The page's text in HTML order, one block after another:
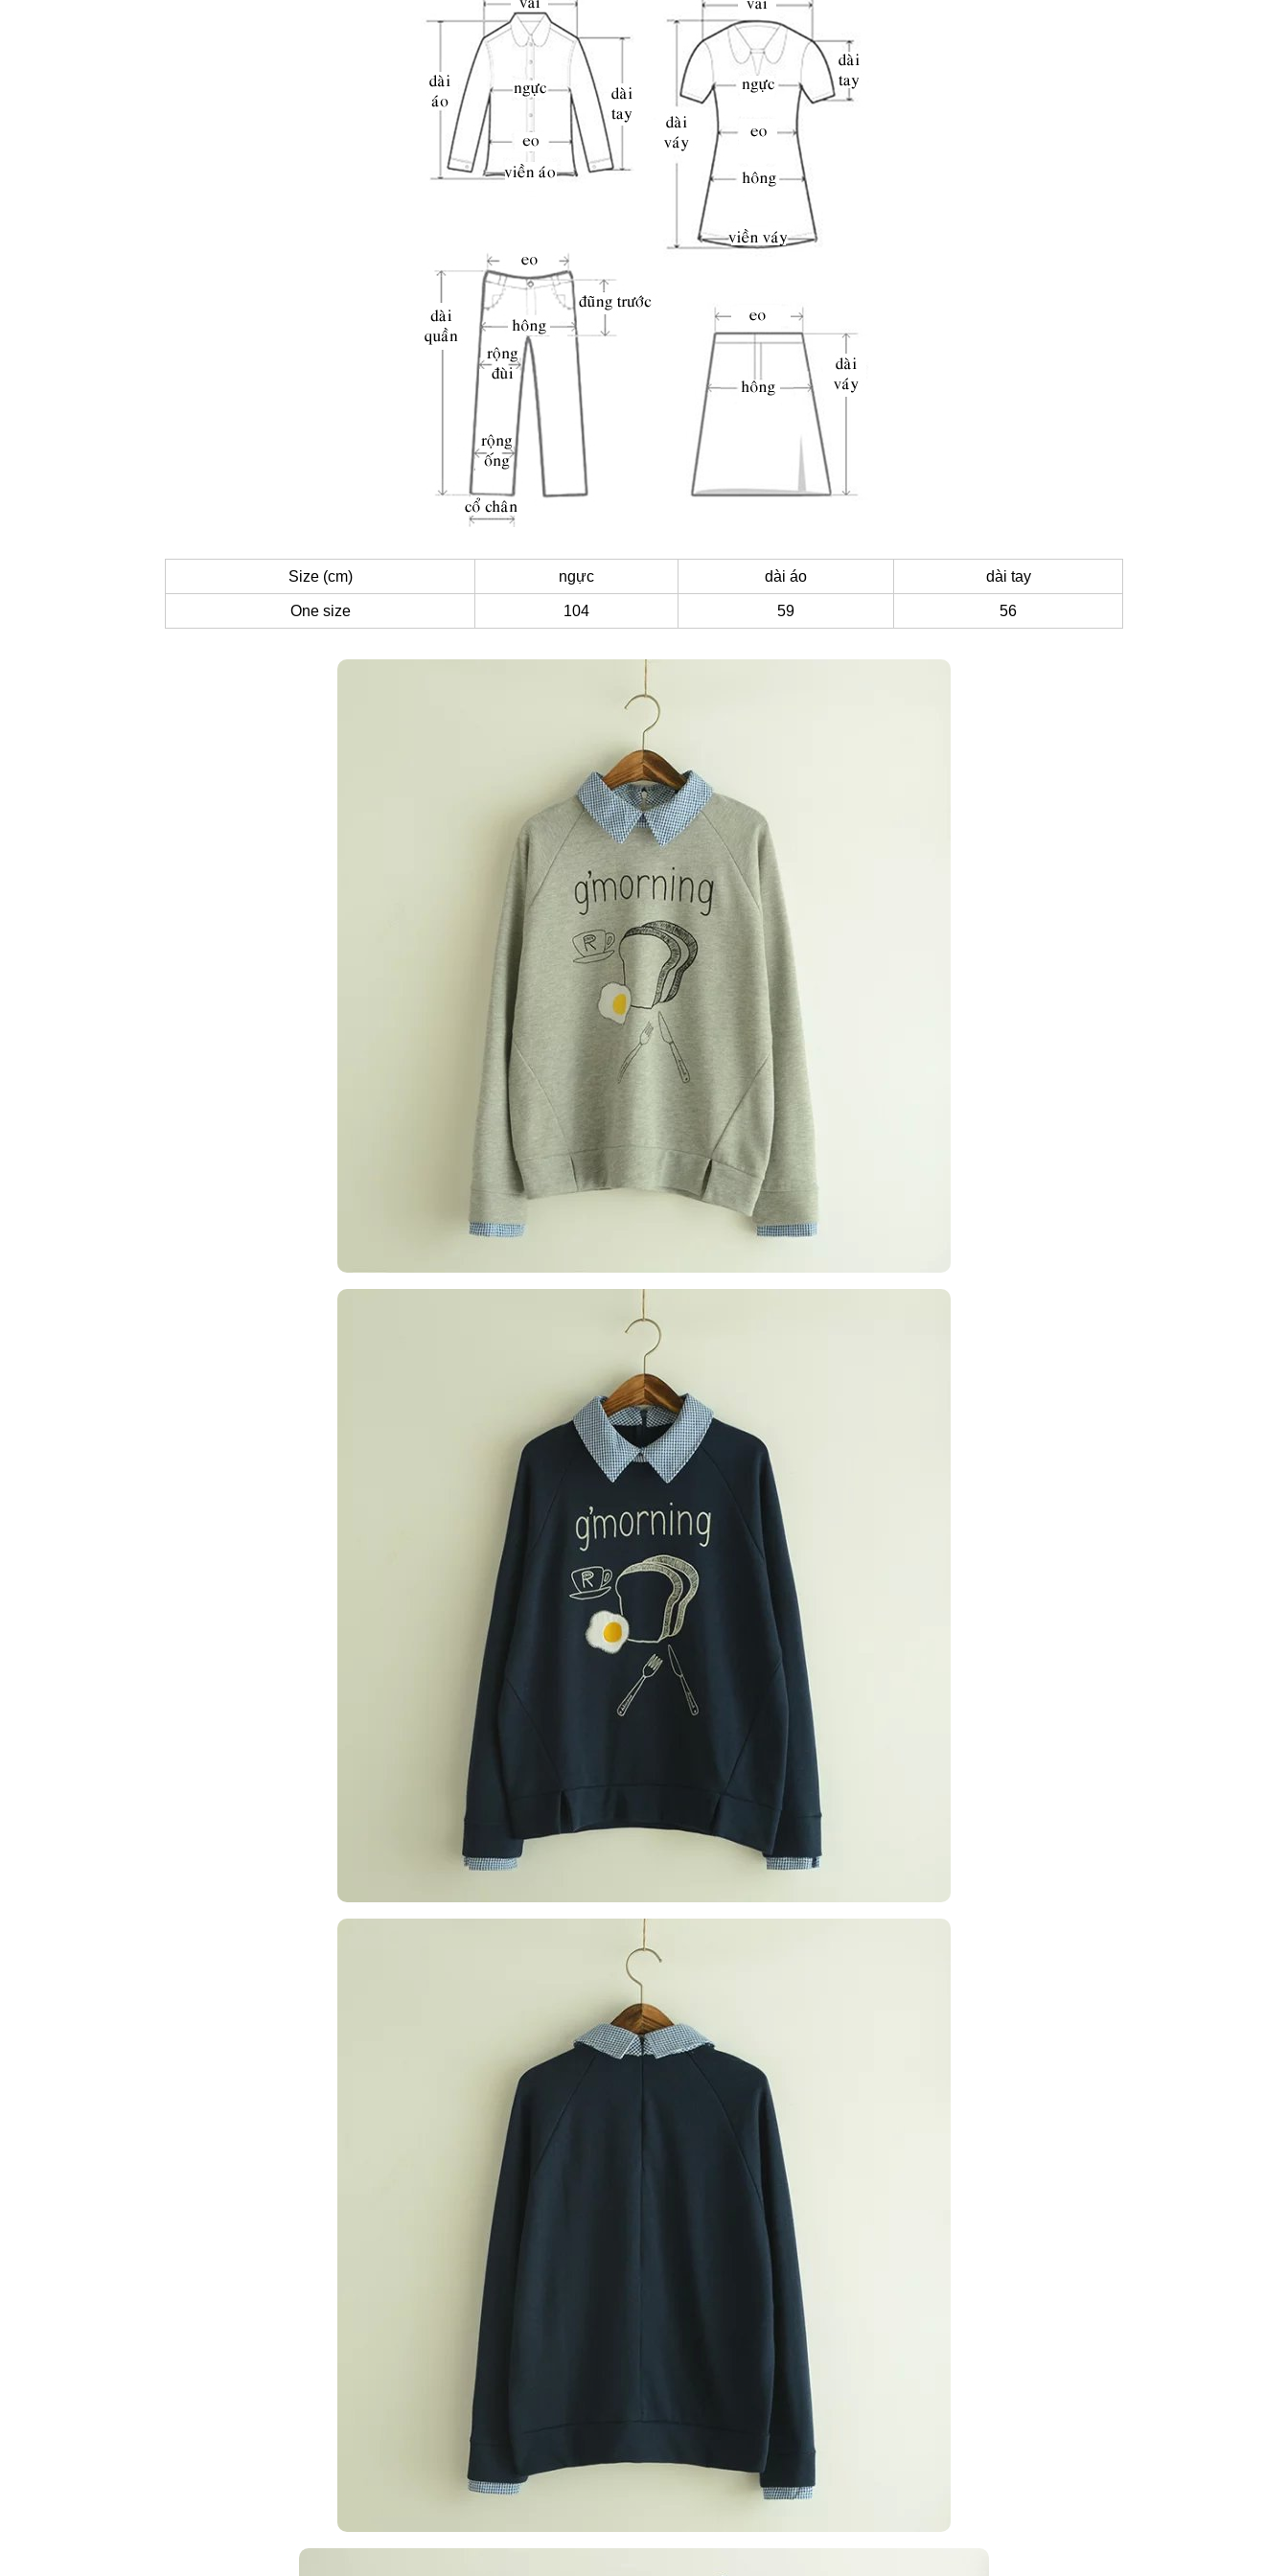
Size (cm) ngực dài áo dài tay
One size 104 59 56